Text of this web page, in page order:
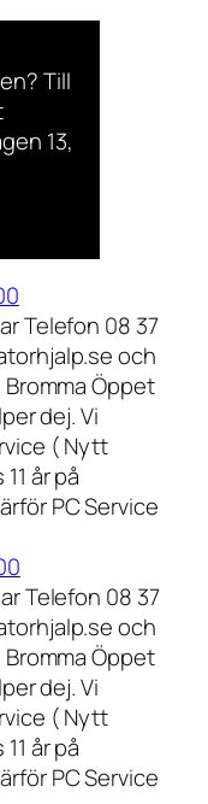
Till
13,
Telefon 08 37
och
Öppet
dej. Vi
( Nytt
år på
PC Service
Telefon 08 37
och
Öppet
dej. Vi
( Nytt
år på
PC Service